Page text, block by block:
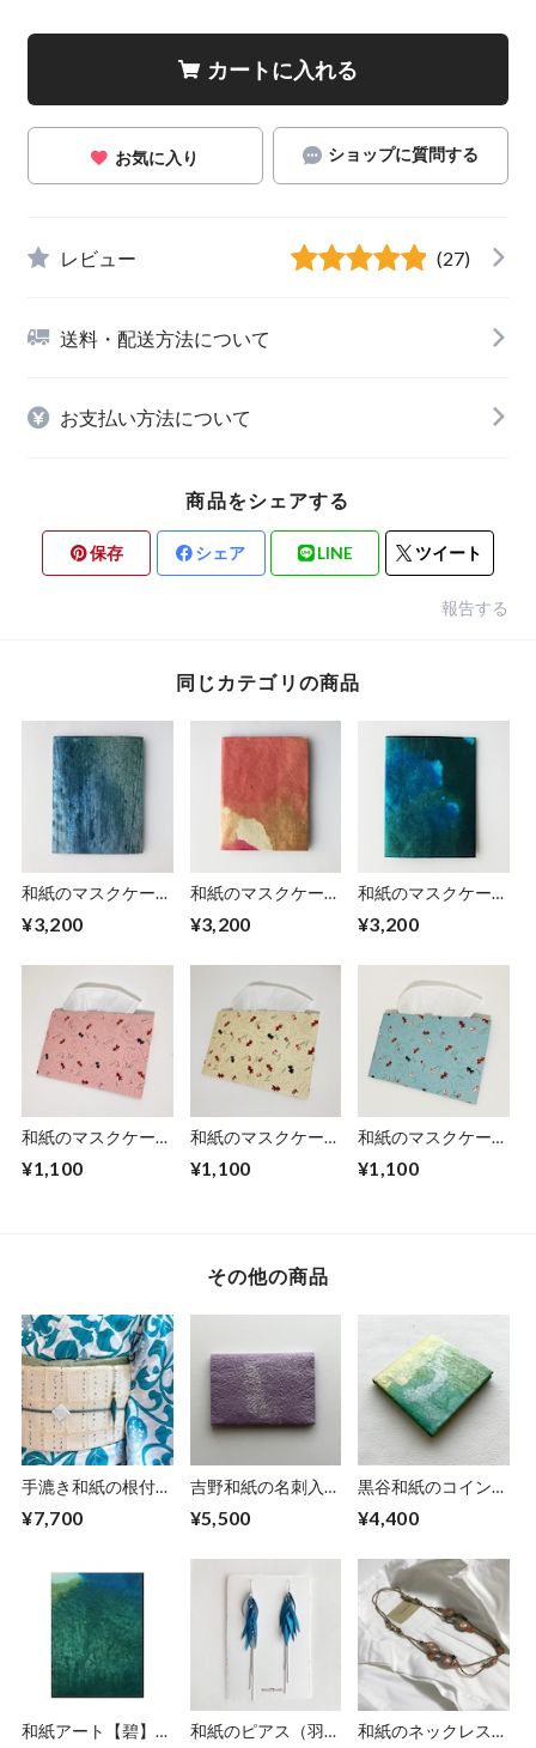
カートに入れる
お気に入り ショップに質問する
レビュー (27)
送料・配送方法について
お支払い方法について
商品をシェアする
保存 シェア LINE ツイート
報告する
同じカテゴリの商品
和紙のマスクケース
¥3,200
和紙のマスクケース
¥3,200
和紙のマスクケース
¥3,200
和紙のマスクケース
ンク）
¥1,100
和紙のマスクケース
黄色）
¥1,100
和紙のマスクケース
色）
¥1,100
その他の商品
手漉き和紙の根付
¥7,700
吉野和紙の名刺入れ
¥5,500
黒谷和紙のコインケ
¥4,400
和紙アート【碧】
和紙のピアス（羽）
和紙のネックレス